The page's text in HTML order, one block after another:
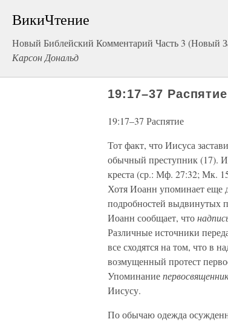
ВикиЧтение
Новый Библейский Комментарий Часть 3 (Новый
Карсон Дональд
19:17–37 Распятие
19:17–37 Распятие
Тот факт, что Иисуса
обычный преступник (17).
креста (ср.: Мф. 27:32; Мк.
Хотя Иоанн упоминает еще
подробностей выдвинутых
Иоанн сообщает, что
Различные источники
все сходятся на том, что в
возмущенный протест
Упоминание
Иисусу.
По обычаю одежда